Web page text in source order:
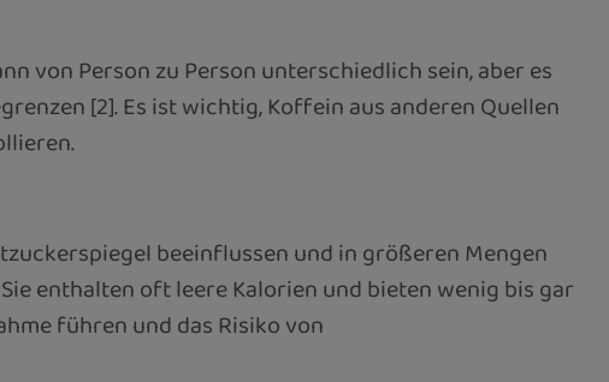
von Person zu Person unterschiedlich sein, aber es
[2]. Es ist wichtig, Koffein aus anderen Quellen
beeinflussen und in größeren Mengen
enthalten oft leere Kalorien und bieten wenig bis gar
führen und das Risiko von